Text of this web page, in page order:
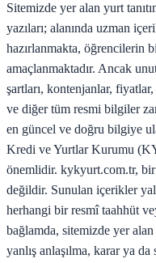
Sitemizde yer alan yurt
yazıları; alanında uzman
hazırlanmakta, öğrencilerin
amaçlanmaktadır. Ancak
şartları, kontenjanlar,
ve diğer tüm resmi bilgiler
en güncel ve doğru bilgiye
Kredi ve Yurtlar Kurumu
önemlidir. kykyurt.com.tr,
değildir. Sunulan içerikler
herhangi bir resmî taahhüt
bağlamda, sitemizde yer
yanlış anlaşılma, karar ya